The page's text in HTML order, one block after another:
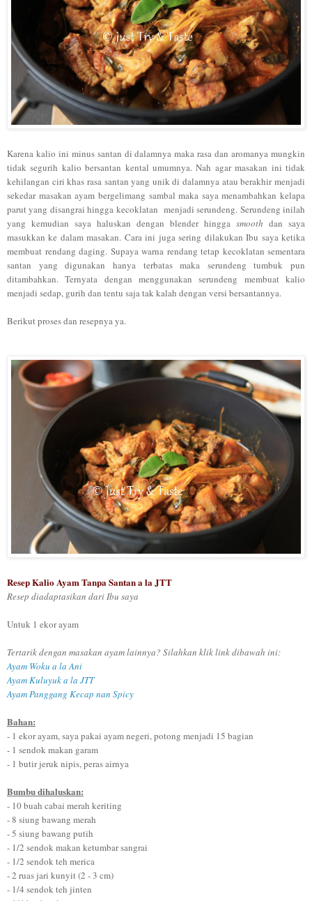
Karena kalio ini minus santan di dalamnya maka rasa dan aromanya mungkin
tidak segurih kalio bersantan kental umumnya. Nah agar masakan ini tidak
kehilangan ciri khas rasa santan yang unik di dalamnya atau berakhir menjadi
sekedar masakan ayam bergelimang sambal maka saya menambahkan kelapa
parut yang disangrai hingga kecoklatan menjadi serundeng. Serundeng inilah
yang kemudian saya haluskan dengan blender hingga smooth dan saya
masukkan ke dalam masakan. Cara ini juga sering dilakukan Ibu saya ketika
membuat rendang daging. Supaya warna rendang tetap kecoklatan sementara
santan yang digunakan hanya terbatas maka serundeng tumbuk pun
ditambahkan. Ternyata dengan menggunakan serundeng membuat kalio
menjadi sedap, gurih dan tentu saja tak kalah dengan versi bersantannya.
Berikut proses dan resepnya ya.
Resep Kalio Ayam Tanpa Santan a la JTT
Resep diadaptasikan dari Ibu saya
Untuk 1 ekor ayam
Tertarik dengan masakan ayam lainnya? Silahkan klik link dibawah ini:
Ayam Woku a la Ani
Ayam Kuluyuk a la JTT
Ayam Panggang Kecap nan Spicy
Bahan:
- 1 ekor ayam, saya pakai ayam negeri, potong menjadi 15 bagian
- 1 sendok makan garam
- 1 butir jeruk nipis, peras airnya
Bumbu dihaluskan:
- 10 buah cabai merah keriting
- 8 siung bawang merah
- 5 siung bawang putih
- 1/2 sendok makan ketumbar sangrai
- 1/2 sendok teh merica
- 2 ruas jari kunyit (2 - 3 cm)
- 1/4 sendok teh jinten